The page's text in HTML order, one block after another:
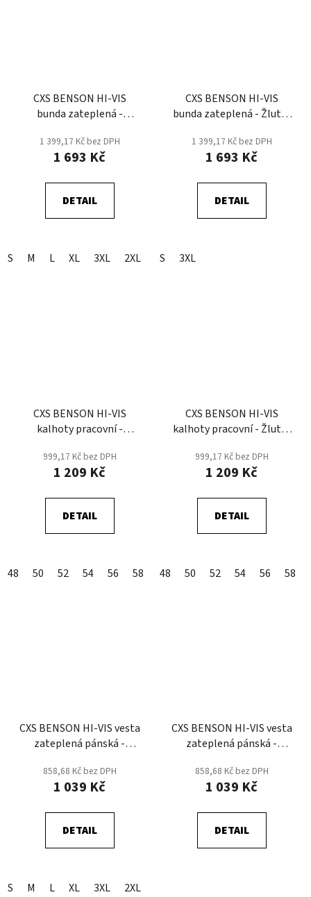
CXS BENSON HI-VIS
bunda zateplená -
1 399,17 Kč bez DPH
1 693 Kč
DETAIL
S M L XL 3XL 2XL
CXS BENSON HI-VIS
bunda zateplená - Žlutá/
1 399,17 Kč bez DPH
1 693 Kč
DETAIL
S 3XL
CXS BENSON HI-VIS
kalhoty pracovní -
999,17 Kč bez DPH
1 209 Kč
DETAIL
48 50 52 54 56 58 60 62 64 66 68
CXS BENSON HI-VIS
kalhoty pracovní - Žlutá/
999,17 Kč bez DPH
1 209 Kč
DETAIL
48 50 52 54 56 58
CXS BENSON HI-VIS vesta
zateplená pánská -
858,68 Kč bez DPH
1 039 Kč
DETAIL
S M L XL 3XL 2XL
CXS BENSON HI-VIS vesta
zateplená pánská -
858,68 Kč bez DPH
1 039 Kč
DETAIL